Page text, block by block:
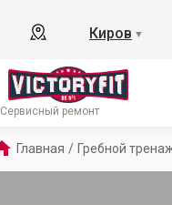
Киров ▼
Сервисный ремонт
Главная / Гребной